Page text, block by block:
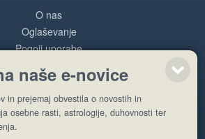
O nas
Oglaševanje
Pogoji uporabe
naše e-novice
in prejemaj obvestila o novostih in
osebne rasti, astrologije, duhovnosti ter